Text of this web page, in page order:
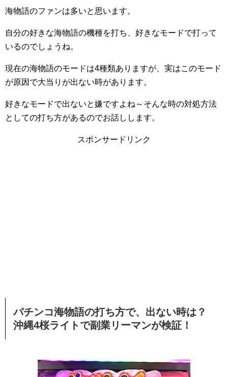
海物語のファンは多いと思います。
自分の好きな海物語の機種を打ち、好きなモードで打って
いるのでしょうね。
現在の海物語のモードは4種類ありますが、実はこのモード
が原因で大当りが出ない時があります。
好きなモードで出ないと嫌ですよね～そんな時の対処方法
としての打ち方があるのでお話しします。
スポンサードリンク
パチンコ海物語の打ち方で、出ない時は？
沖縄4桜ライトで副業リーマンが検証！